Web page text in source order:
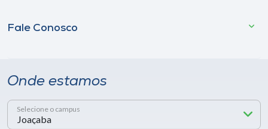
Fale Conosco
Onde estamos
Selecione o campus